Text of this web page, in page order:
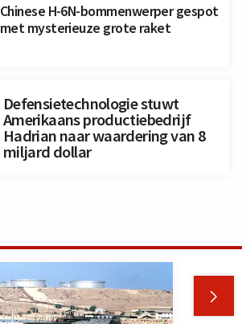
Chinese H-6N-bommenwerper gespot
met mysterieuze grote raket
Defensietechnologie stuwt
Amerikaans productiebedrijf
Hadrian naar waardering van 8
miljard dollar
